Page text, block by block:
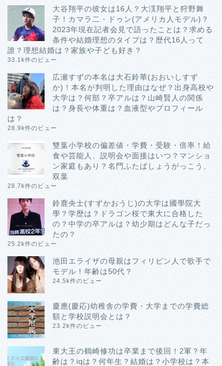
大谷翔平の彼女は16人？大渓翔平と狩野舞
子！カマラ二・ドゥン(アメリカ人モデル)？
2023年現在記者会見で語ったことは？求める
条件や結婚理想のタイプは？歴代16人って
誰？理想結婚は？家族や子ども好き？
33.1k件のビュー
広瀬すずの本名は大石鈴華(おおいしすず
か)！本名が判明した理由はなぜ？出身高校や
大学は？何部？卒アルは？山崎賢人の関係
は？身長や体重は？血液型やプロフィール
は？
28.9k件のビュー
雙葉小学校の偏差値・学費・受験・倍率！給
食や芸能人、説明会や面接はいつ？マンショ
ン家庭もあり？名門ふたばしょうがっこう、
双葉
28.7k件のビュー
鈴鹿央士(すずかおうじ)の大学は國學院大
學？学歴は？ドラゴン桜で東大に合格した
の？中学の卒アルは？幼少期はどんな子だっ
たの？
25.2k件のビュー
池田エライザの母親はフィリピン人で歌手で
モデル！年齢は50代？
24.5k件のビュー
慶應(慶応)幼稚舎の学費・大学までの学費総
額と学校説明会とは？
23.2k件のビュー
東大王の鶴崎修功は卒業まで後回！2軍？年
齢は？iqは？何年生？結婚は？小学校は？本